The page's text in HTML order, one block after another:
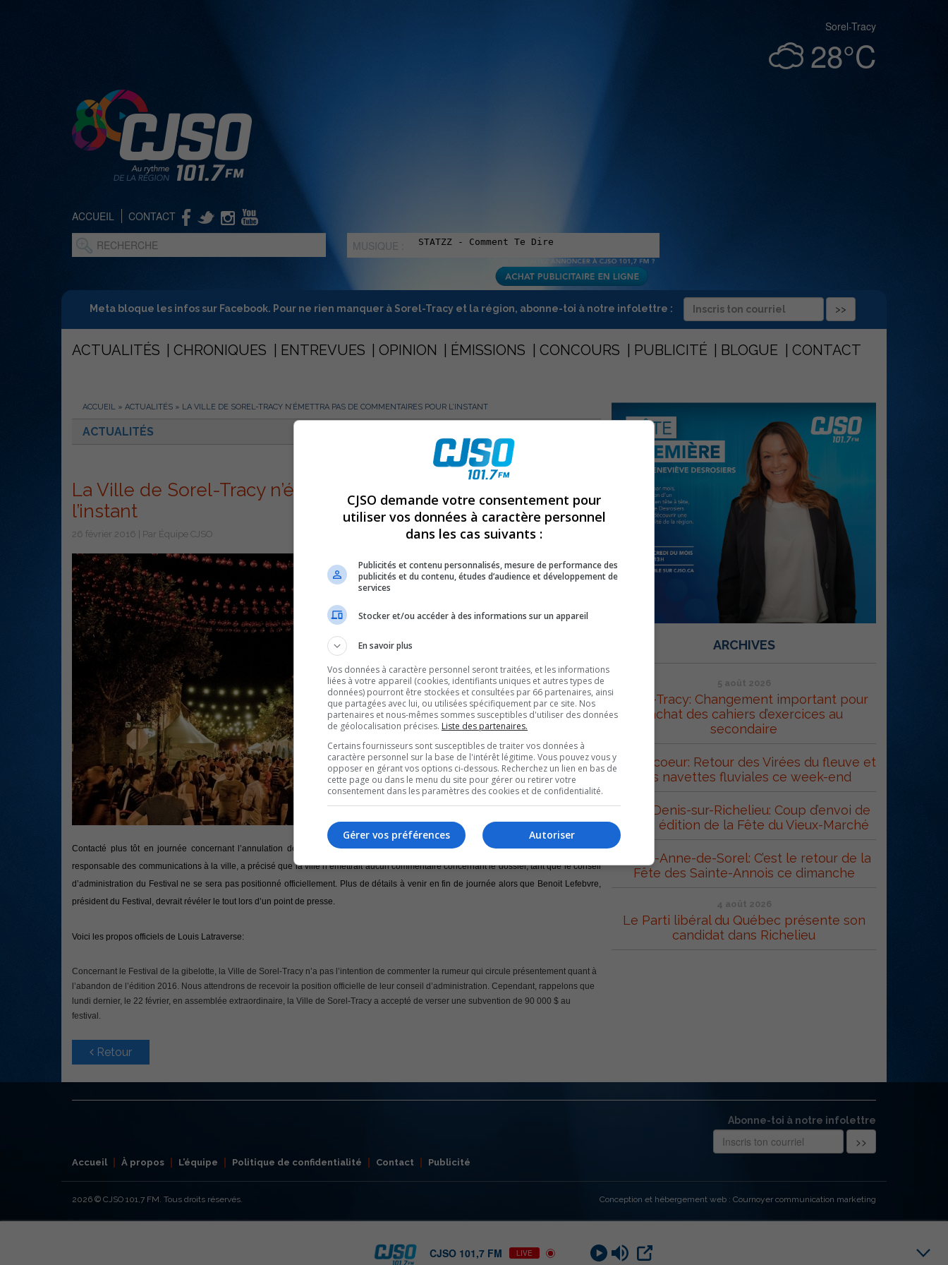
Sorel-Tracy
28°C
ACCUEIL CONTACT
MUSIQUE :
Meta bloque les infos sur Facebook. Pour ne rien manquer à Sorel-Tracy et la région, abonne-toi à notre infolettre :
ACTUALITÉS CHRONIQUES ENTREVUES OPINION ÉMISSIONS CONCOURS PUBLICITÉ BLOGUE CONTACT
ACCUEIL » ACTUALITÉS » LA VILLE DE SOREL-TRACY N’ÉMETTRA PAS DE COMMENTAIRES POUR L’INSTANT
ACTUALITÉS
La Ville de Sorel-Tracy n’émettra pas de commentaires pour
l’instant
26 février 2016 | Par Équipe CJSO
Contacté plus tôt en journée concernant l’annulation de l’édition 2016 du Festival de la Gibelotte de Sorel-Tracy, Louis Latraverse,
responsable des communications à la ville, a précisé que la ville n’émettrait aucun commentaire concernant le dossier, tant que le conseil
d’administration du Festival ne se sera pas positionné officiellement. Plus de détails à venir en fin de journée alors que Benoit Lefebvre,
président du Festival, devrait révéler le tout lors d’un point de presse.
Voici les propos officiels de Louis Latraverse:
Concernant le Festival de la gibelotte, la Ville de Sorel-Tracy n’a pas l’intention de commenter la rumeur qui circule présentement quant à
l’abandon de l’édition 2016. Nous attendrons de recevoir la position officielle de leur conseil d’administration. Cependant, rappelons que
lundi dernier, le 22 février, en assemblée extraordinaire, la Ville de Sorel-Tracy a accepté de verser une subvention de 90 000 $ au
festival.
Retour
ARCHIVES
5 août 2026
Sorel-Tracy: Changement important pour
l’achat des cahiers d’exercices au
secondaire
Contrecoeur: Retour des Virées du fleuve et
des navettes fluviales ce week-end
Saint-Denis-sur-Richelieu: Coup d’envoi de
la 43e édition de la Fête du Vieux-Marché
Sainte-Anne-de-Sorel: C’est le retour de la
Fête des Sainte-Annois ce dimanche
4 août 2026
Le Parti libéral du Québec présente son
candidat dans Richelieu
Abonne-toi à notre infolettre
Accueil À propos L’équipe Politique de confidentialité Contact Publicité
2026 © CJSO 101,7 FM. Tous droits réservés. Conception et hébergement web : Cournoyer communication marketing
CJSO 101,7 FM LIVE
CJSO demande votre consentement pour
utiliser vos données à caractère personnel
dans les cas suivants :
Publicités et contenu personnalisés, mesure de performance des
publicités et du contenu, études d’audience et développement de
services
Stocker et/ou accéder à des informations sur un appareil
En savoir plus
Vos données à caractère personnel seront traitées, et les informations
liées à votre appareil (cookies, identifiants uniques et autres types de
données) pourront être stockées et consultées par 66 partenaires, ainsi
que partagées avec lui, ou utilisées spécifiquement par ce site. Nos
partenaires et nous-mêmes sommes susceptibles d'utiliser des données
de géolocalisation précises. Liste des partenaires.
Certains fournisseurs sont susceptibles de traiter vos données à
caractère personnel sur la base de l'intérêt légitime. Vous pouvez vous y
opposer en gérant vos options ci-dessous. Recherchez un lien en bas de
cette page ou dans le menu du site pour gérer ou retirer votre
consentement dans les paramètres des cookies et de confidentialité.
Autoriser
Gérer vos préférences